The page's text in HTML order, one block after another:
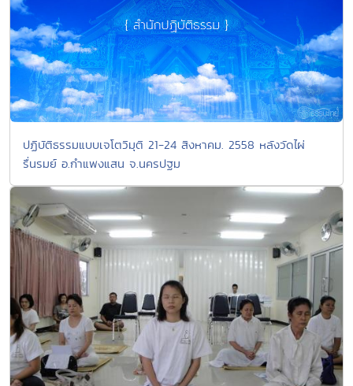
ปฏิบัติธรรมแบบเจโตวิมุติ 21-24 สิงหาคม. 2558 หลังวัดไผ่
รื่นรมย์ อ.กำแพงแสน จ.นครปฐม